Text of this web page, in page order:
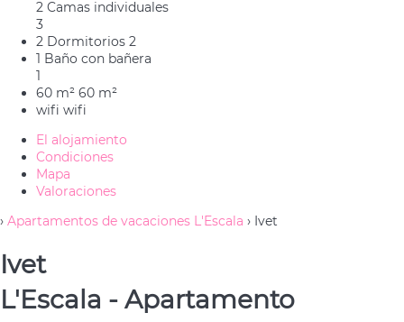
2 Camas individuales
3
2 Dormitorios 2
1 Baño con bañera
1
60 m² 60 m²
wifi wifi
El alojamiento
Condiciones
Mapa
Valoraciones
› Apartamentos de vacaciones L'Escala › Ivet
Ivet
L'Escala - Apartamento